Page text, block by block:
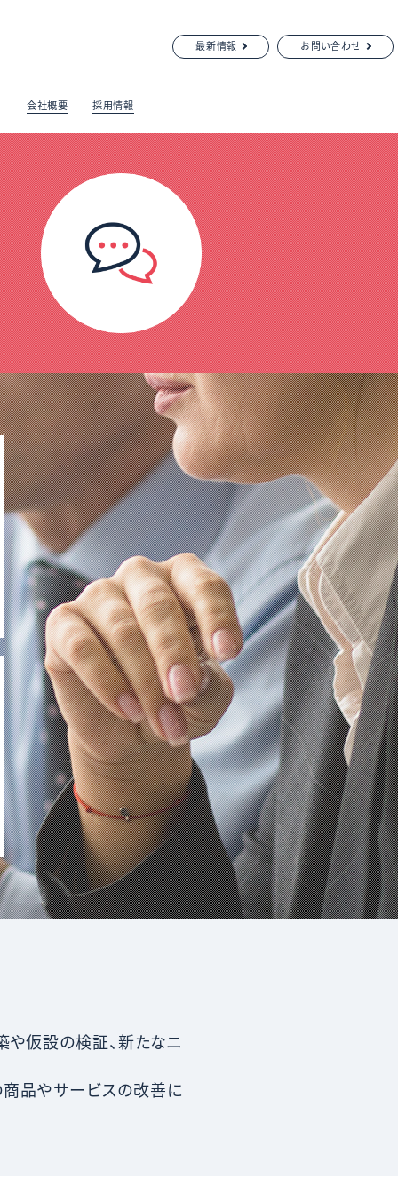
会社概要 採用情報
最新情報 お問い合わせ
や仮設の検証、新たなニ
商品やサービスの改善に